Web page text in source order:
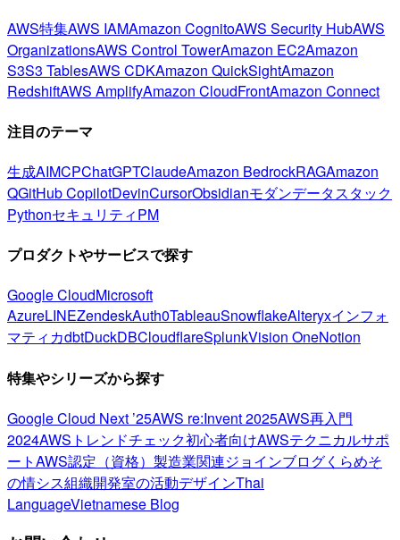
AWS特集AWS IAMAmazon CognitoAWS Security HubAWS
OrganizationsAWS Control TowerAmazon EC2Amazon
S3S3 TablesAWS CDKAmazon QuickSightAmazon
RedshiftAWS AmplifyAmazon CloudFrontAmazon Connect
注目のテーマ
生成AIMCPChatGPTClaudeAmazon BedrockRAGAmazon
QGitHub CopilotDevinCursorObsidianモダンデータスタック
PythonセキュリティPM
プロダクトやサービスで探す
Google CloudMicrosoft
AzureLINEZendeskAuth0TableauSnowflakeAlteryxインフォ
マティカdbtDuckDBCloudflareSplunkVision OneNotion
特集やシリーズから探す
Google Cloud Next ’25AWS re:Invent 2025AWS再入門
2024AWSトレンドチェック初心者向けAWSテクニカルサポ
ートAWS認定（資格） 製造業関連ジョインブログくらめそ
の情シス組織開発室の活動デザインThai
LanguageVietnamese Blog